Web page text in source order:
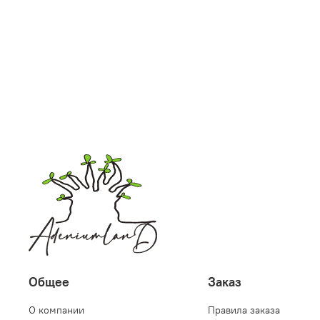
Общее
О компании
Заказ
Правила заказа